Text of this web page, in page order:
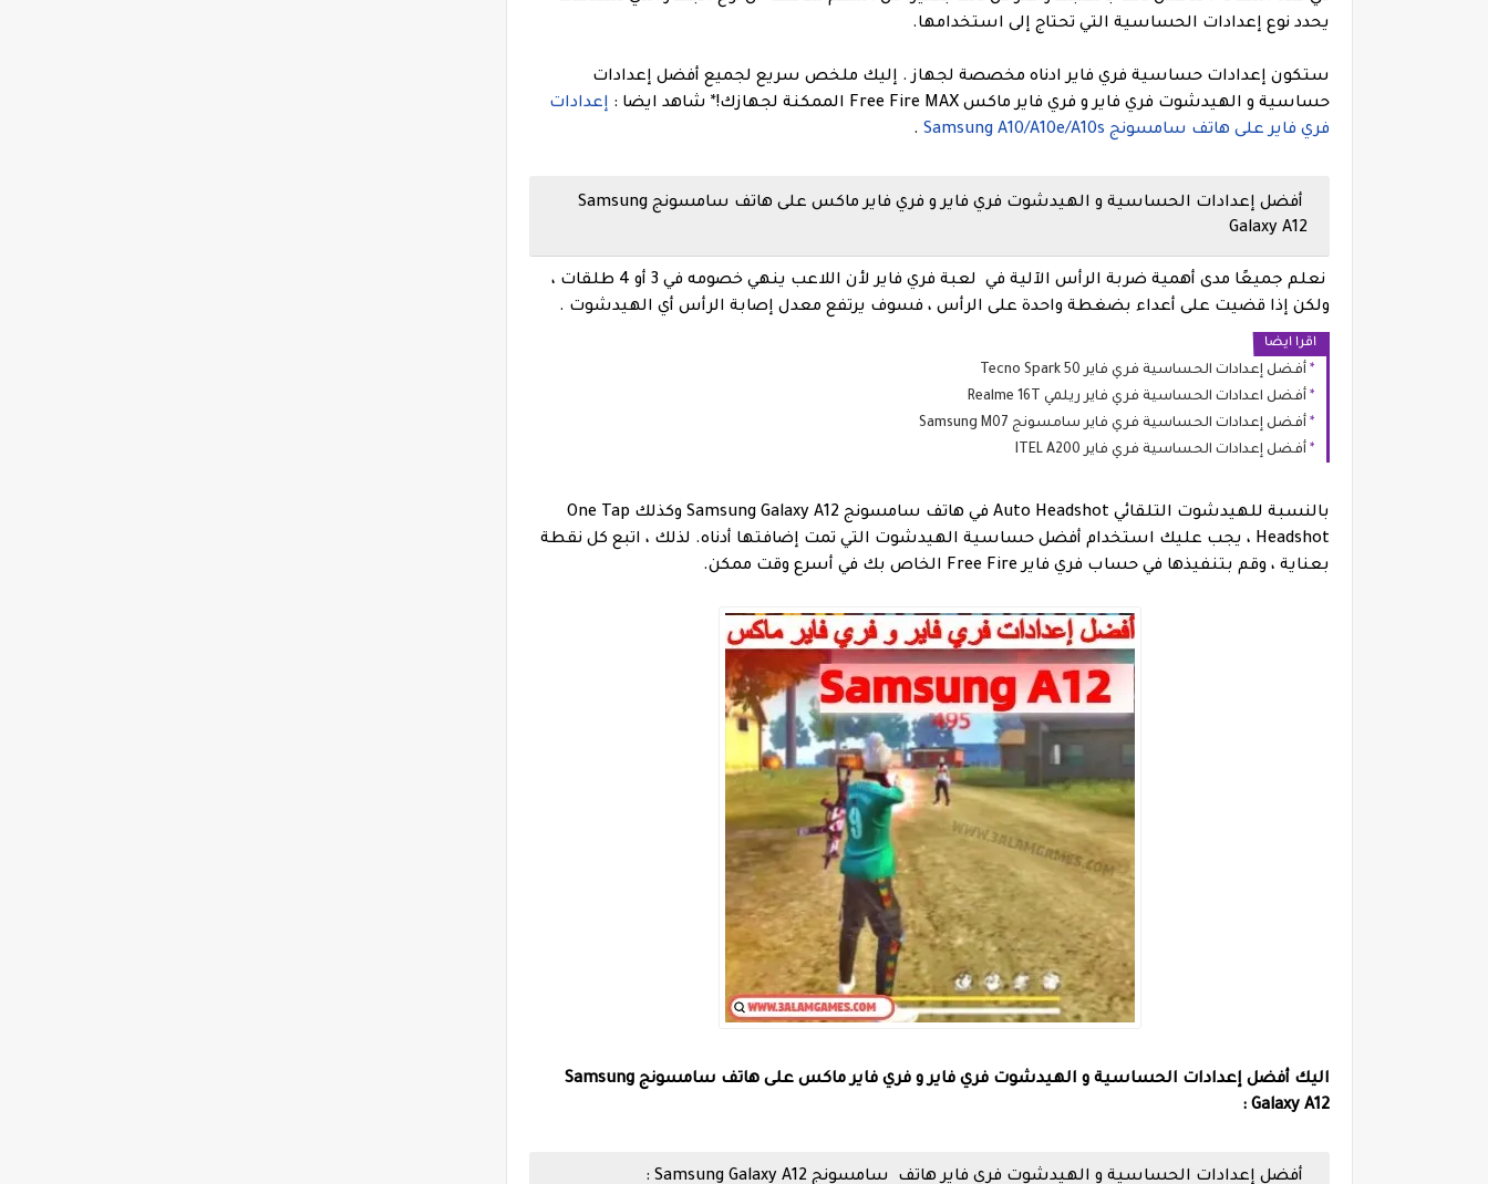
يحدد نوع إعدادات الحساسية التي تحتاج إلى استخدامها.
ستكون إعدادات حساسية فري فاير ادناه مخصصة لجهاز . إليك ملخص سريع لجميع أفضل إعدادات
حساسية و الهيدشوت فري فاير و فري فاير ماكس Free Fire MAX الممكنة لجهازك!
* شاهد ايضا : إعدادات
فري فاير على هاتف سامسونج Samsung A10/A10e/A10s
.
أفضل إعدادات الحساسية و الهيدشوت فري فاير و فري فاير ماكس على هاتف سامسونج Samsung
Galaxy A12
نعلم جميعًا مدى أهمية ضربة الرأس الآلية في لعبة فري فاير لأن اللاعب ينهي خصومه في 3 أو 4 طلقات ،
ولكن إذا قضيت على أعداء بضغطة واحدة على الرأس ، فسوف يرتفع معدل إصابة الرأس أي الهيدشوت .
اقرا ايضا
أفضل إعدادات الحساسية فري فاير Tecno Spark 50
أفضل اعدادات الحساسية فري فاير ريلمي Realme 16T
أفضل إعدادات الحساسية فري فاير سامسونج Samsung M07
أفضل إعدادات الحساسية فري فاير ITEL A200
بالنسبة للهيدشوت التلقائي Auto Headshot في هاتف سامسونج Samsung Galaxy A12 وكذلك One Tap
Headshot ، يجب عليك استخدام أفضل حساسية الهيدشوت التي تمت إضافتها أدناه. لذلك ، اتبع كل نقطة
بعناية ، وقم بتنفيذها في حساب فري فاير Free Fire الخاص بك في أسرع وقت ممكن.
اليك أفضل إعدادات الحساسية و الهيدشوت فري فاير و فري فاير ماكس على هاتف سامسونج Samsung
Galaxy A12 :
أفضل إعدادات الحساسية و الهيدشوت فري فاير هاتف سامسونج Samsung Galaxy A12 :